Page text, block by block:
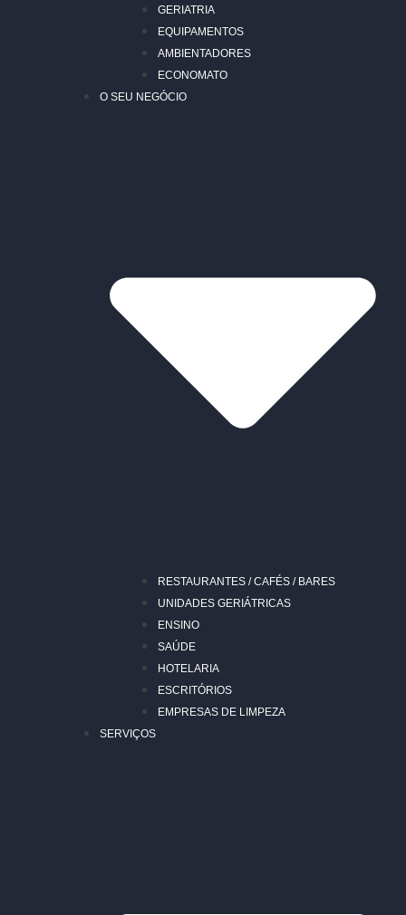
GERIATRIA
EQUIPAMENTOS
AMBIENTADORES
ECONOMATO
O SEU NEGÓCIO
RESTAURANTES / CAFÉS / BARES
UNIDADES GERIÁTRICAS
ENSINO
SAÚDE
HOTELARIA
ESCRITÓRIOS
EMPRESAS DE LIMPEZA
SERVIÇOS